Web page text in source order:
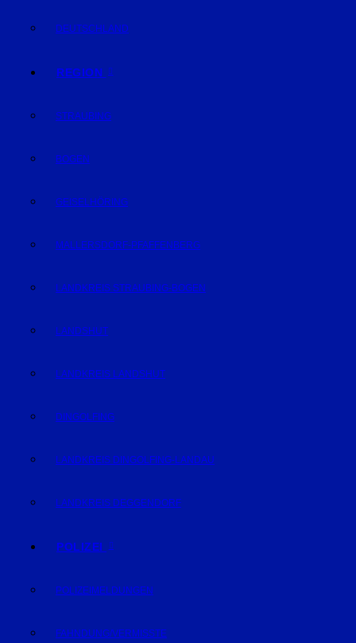
DEUTSCHLAND
REGION
STRAUBING
BOGEN
GEISELHÖRING
MALLERSDORF-PFAFFENBERG
LANDKREIS STRAUBING-BOGEN
LANDSHUT
LANDKREIS LANDSHUT
DINGOLFING
LANDKREIS DINGOLFING-LANDAU
LANDKREIS DEGGENDORF
POLIZEI
POLIZEIMELDUNGEN
FAHNDUNG/VERMISSTE